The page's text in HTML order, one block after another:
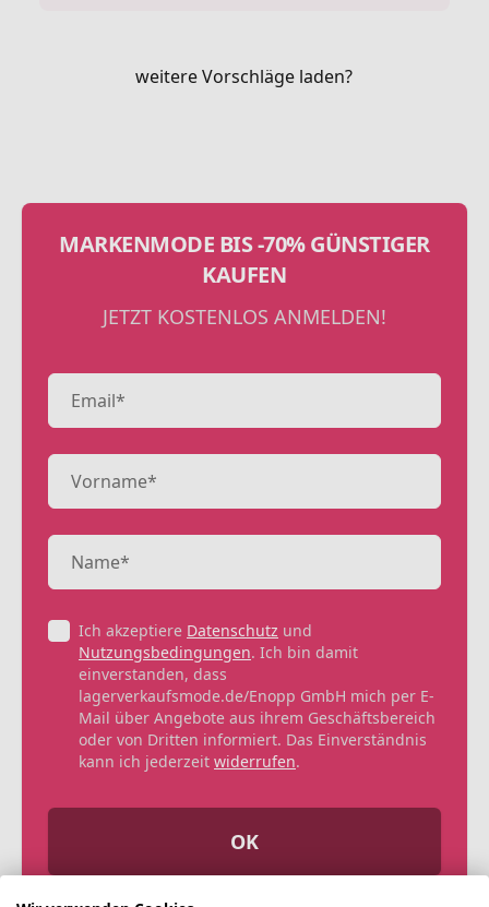
weitere Vorschläge laden?
MARKENMODE BIS -70% GÜNSTIGER
KAUFEN
JETZT KOSTENLOS ANMELDEN!
Ich akzeptiere Datenschutz und
Nutzungsbedingungen. Ich bin damit
einverstanden, dass
lagerverkaufsmode.de/Enopp GmbH mich per E-
Mail über Angebote aus ihrem Geschäftsbereich
oder von Dritten informiert. Das Einverständnis
kann ich jederzeit widerrufen.
OK